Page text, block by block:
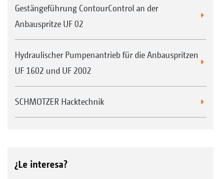
Gestängeführung ContourControl an der
Anbauspritze UF 02
Hydraulischer Pumpenantrieb für die Anbauspritzen
UF 1602 und UF 2002
SCHMOTZER Hacktechnik
¿Le interesa?